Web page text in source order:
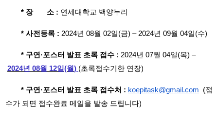
* 장 소 : 연세대학교 백양누리
* 사전등록 : 2024년 08월 02일(금) – 2024년 09월 04일(수)
* 구연 ·포스터 발표 초록 접수 : 2024년 07월 04일(목) –
2024년 08월 12일(월) (초록접수기한 연장)
* 구연 ·포스터 발표 초록 접수처 : koepitask@gmail.com (접
수가 되면 접수완료 메일을 발송 드립니다)